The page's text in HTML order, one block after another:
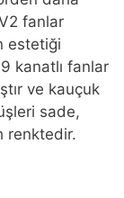
fanlar
estetiği
kanatlı fanlar
ve kauçuk
sade,
renktedir.